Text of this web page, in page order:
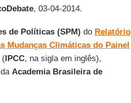
, 03-04-2014.
de Políticas (SPM) do Relatório
Mudanças Climáticas do Painel
IPCC, na sigla em inglês),
Academia Brasileira de